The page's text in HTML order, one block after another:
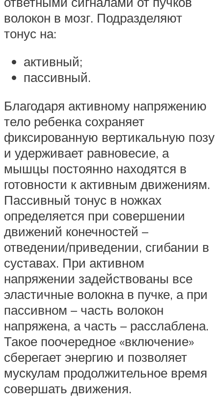
волокон в мозг. Подразделяют
тонус на:
активный;
пассивный.
Благодаря активному напряжению
тело ребенка сохраняет
фиксированную вертикальную позу
и удерживает равновесие, а
мышцы постоянно находятся в
готовности к активным движениям.
Пассивный тонус в ножках
определяется при совершении
движений конечностей –
отведении/приведении, сгибании в
суставах. При активном
напряжении задействованы все
эластичные волокна в пучке, а при
пассивном – часть волокон
напряжена, а часть – расслаблена.
Такое поочередное «включение»
сберегает энергию и позволяет
мускулам продолжительное время
совершать движения.